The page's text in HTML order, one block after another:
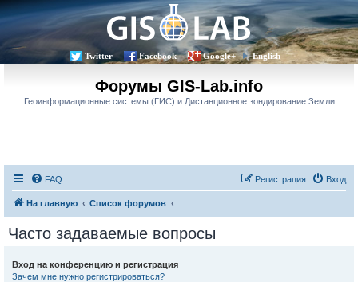
Twitter Facebook Google+ English
Форумы GIS-Lab.info
Геоинформационные системы (ГИС) и Дистанционное зондирование Земли
FAQ Вход
Регистрация
На главную Список форумов
Часто задаваемые вопросы
Вход на конференцию и регистрация
Зачем мне нужно регистрироваться?